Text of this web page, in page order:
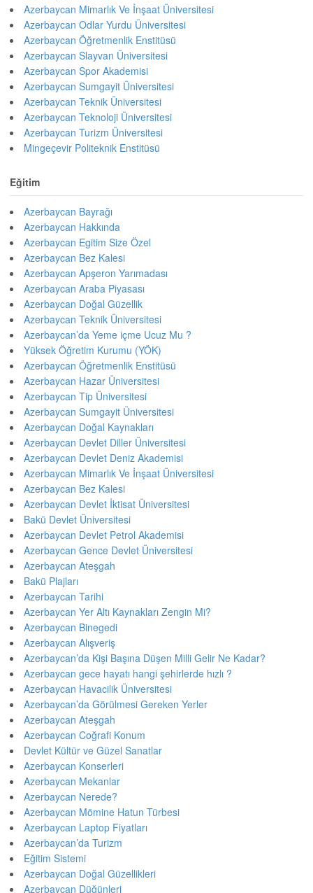
Azerbaycan Mimarlık Ve İnşaat Üniversitesi
Azerbaycan Odlar Yurdu Üniversitesi
Azerbaycan Öğretmenlik Enstitüsü
Azerbaycan Slayvan Üniversitesi
Azerbaycan Spor Akademisi
Azerbaycan Sumgayit Üniversitesi
Azerbaycan Teknik Üniversitesi
Azerbaycan Teknoloji Üniversitesi
Azerbaycan Turizm Üniversitesi
Mingeçevir Politeknik Enstitüsü
Eğitim
Azerbaycan Bayrağı
Azerbaycan Hakkında
Azerbaycan Egitim Size Özel
Azerbaycan Bez Kalesi
Azerbaycan Apşeron Yarımadası
Azerbaycan Araba Piyasası
Azerbaycan Doğal Güzellik
Azerbaycan Teknik Üniversitesi
Azerbaycan’da Yeme içme Ucuz Mu ?
Yüksek Öğretim Kurumu (YÖK)
Azerbaycan Öğretmenlik Enstitüsü
Azerbaycan Hazar Üniversitesi
Azerbaycan Tip Üniversitesi
Azerbaycan Sumgayit Üniversitesi
Azerbaycan Doğal Kaynakları
Azerbaycan Devlet Diller Üniversitesi
Azerbaycan Devlet Deniz Akademisi
Azerbaycan Mimarlık Ve İnşaat Üniversitesi
Azerbaycan Bez Kalesi
Azerbaycan Devlet İktisat Üniversitesi
Bakü Devlet Üniversitesi
Azerbaycan Devlet Petrol Akademisi
Azerbaycan Gence Devlet Üniversitesi
Azerbaycan Ateşgah
Bakü Plajları
Azerbaycan Tarihi
Azerbaycan Yer Altı Kaynakları Zengin Mi?
Azerbaycan Binegedi
Azerbaycan Alışveriş
Azerbaycan’da Kişi Başına Düşen Milli Gelir Ne Kadar?
Azerbaycan gece hayatı hangi şehirlerde hızlı ?
Azerbaycan Havacilik Üniversitesi
Azerbaycan’da Görülmesi Gereken Yerler
Azerbaycan Ateşgah
Azerbaycan Coğrafi Konum
Devlet Kültür ve Güzel Sanatlar
Azerbaycan Konserleri
Azerbaycan Mekanlar
Azerbaycan Nerede?
Azerbaycan Mömine Hatun Türbesi
Azerbaycan Laptop Fiyatları
Azerbaycan’da Turizm
Eğitim Sistemi
Azerbaycan Doğal Güzellikleri
Azerbaycan Düğünleri